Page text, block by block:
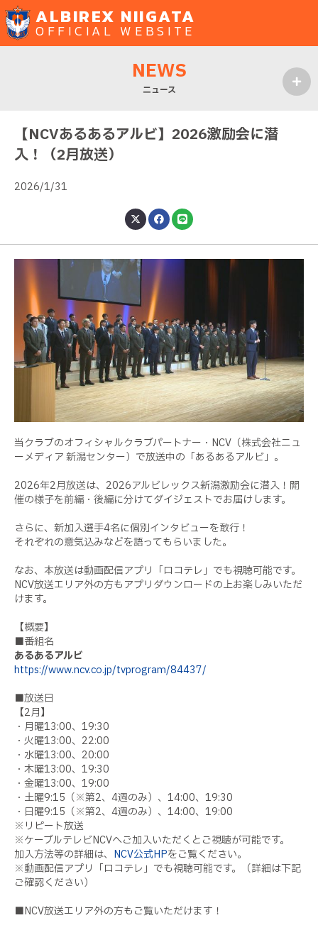
ALBIREX NIIGATA
OFFICIAL WEBSITE
NEWS
ニュース
【NCVあるあるアルビ】2026激励会に潜
入！（2月放送）
2026/1/31
当クラブのオフィシャルクラブパートナー・NCV（株式会社ニュ
ーメディア 新潟センター）で放送中の「あるあるアルビ」。
2026年2月放送は、2026アルビレックス新潟激励会に潜入！開
催の様子を前編・後編に分けてダイジェストでお届けします。
さらに、新加入選手4名に個別インタビューを敢行！
それぞれの意気込みなどを語ってもらいました。
なお、本放送は動画配信アプリ「ロコテレ」でも視聴可能です。
NCV放送エリア外の方もアプリダウンロードの上お楽しみいただ
けます。
【概要】
■番組名
あるあるアルビ
https://www.ncv.co.jp/tvprogram/84437/
■放送日
【2月】
・月曜13:00、19:30
・火曜13:00、22:00
・水曜13:00、20:00
・木曜13:00、19:30
・金曜13:00、19:00
・土曜9:15（※第2、4週のみ）、14:00、19:30
・日曜9:15（※第2、4週のみ）、14:00、19:00
※リピート放送
※ケーブルテレビNCVへご加入いただくとご視聴が可能です。
加入方法等の詳細は、 NCV公式HPをご覧ください。
※動画配信アプリ「ロコテレ」でも視聴可能です。（詳細は下記
ご確認ください）
■NCV放送エリア外の方もご覧いただけます！